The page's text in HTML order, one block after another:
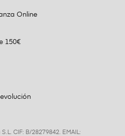
Online
150€
CIF: B/28279842. EMAIL: